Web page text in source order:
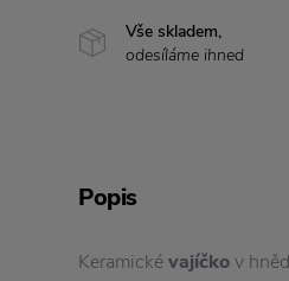
Vše skladem,
odesíláme ihned
Popis
Keramickévajíčkov